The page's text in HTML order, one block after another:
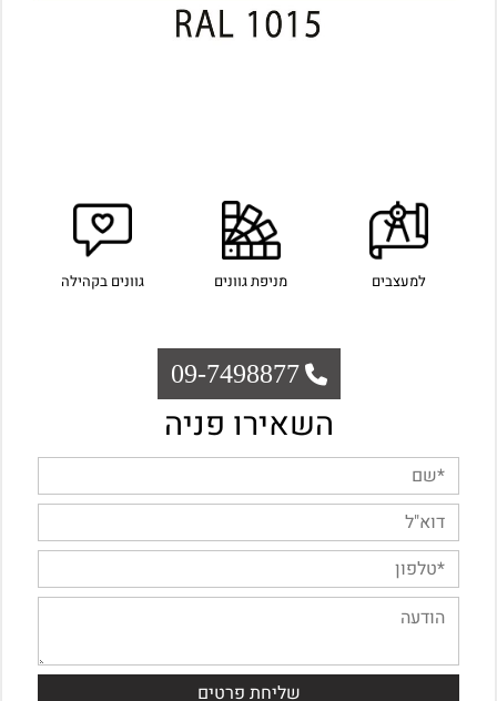
למעצבים מניפת גוונים גוונים בקהילה
09-7498877
השאירו פניה